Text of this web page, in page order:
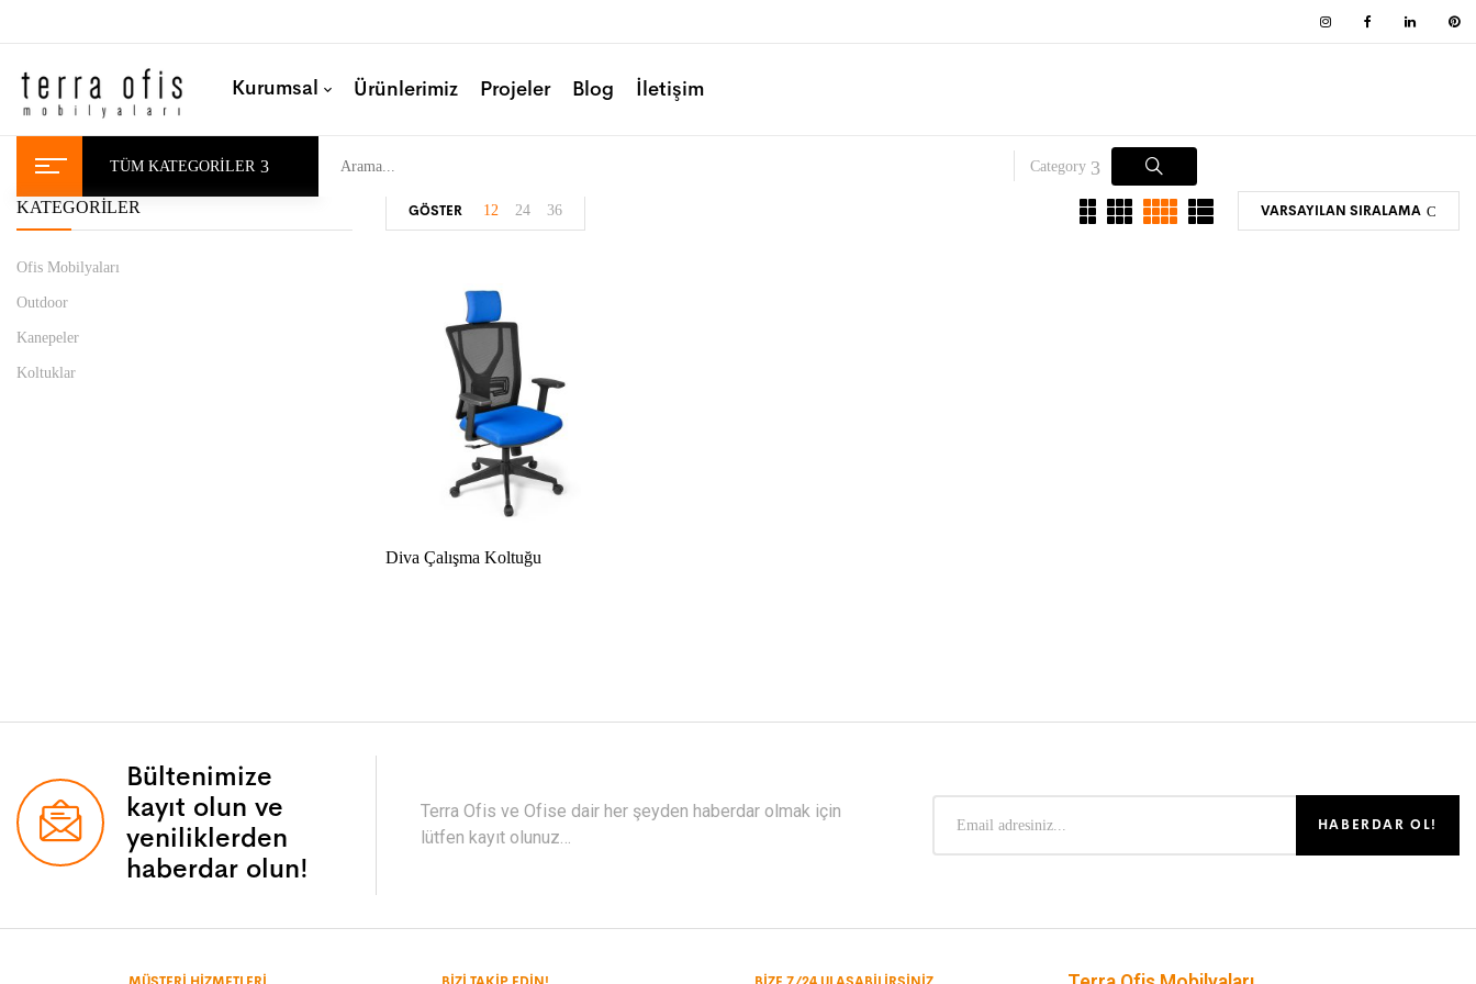
Kurumsal Ürünlerimiz Projeler Blog İletişim
TÜM KATEGORILER Category
KATEGORILER
Ofis Mobilyaları
Outdoor
Kanepeler
Koltuklar
VARSAYILAN SIRALAMA
GÖSTER 12 24 36
Diva Çalışma Koltuğu
Bültenimize
kayıt olun ve
yeniliklerden
haberdar olun!
Terra Ofis ve Ofise dair her şeyden haberdar olmak için
lütfen kayıt olunuz…